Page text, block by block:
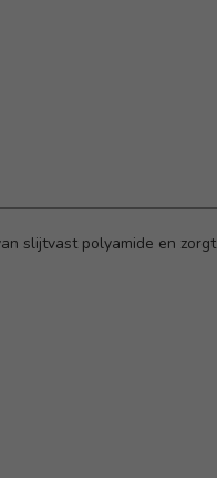
slijtvast polyamide en zorgt